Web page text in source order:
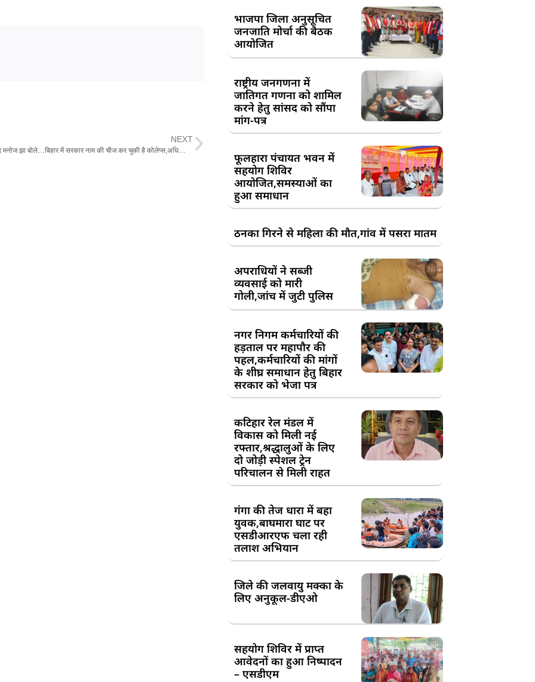
NEXT
राजद सांसद मनोज झा बोले…बिहार में सरकार नाम की चीज कर चुकी है कोलेप्स,अधिकारी खुद को समझते है सुपर मुख्यमंत्री
भाजपा जिला अनुसूचित
जनजाति मोर्चा की बैठक
आयोजित
राष्ट्रीय जनगणना में
जातिगत गणना को शामिल
करने हेतु सांसद को सौंपा
मांग-पत्र
फूलहारा पंचायत भवन में
सहयोग शिविर
आयोजित,समस्याओं का
हुआ समाधान
ठनका गिरने से महिला की मौत,गांव में पसरा मातम
अपराधियों ने सब्जी
व्यवसाई को मारी
गोली,जांच में जुटी पुलिस
नगर निगम कर्मचारियों की
हड़ताल पर महापौर की
पहल,कर्मचारियों की मांगों
के शीघ्र समाधान हेतु बिहार
सरकार को भेजा पत्र
कटिहार रेल मंडल में
विकास को मिली नई
रफ्तार,श्रद्धालुओं के लिए
दो जोड़ी स्पेशल ट्रेन
परिचालन से मिली राहत
गंगा की तेज धारा में बहा
युवक,बाघमारा घाट पर
एसडीआरएफ चला रही
तलाश अभियान
जिले की जलवायु मक्का के
लिए अनुकूल-डीएओ
सहयोग शिविर में प्राप्त
आवेदनों का हुआ निष्पादन
– एसडीएम